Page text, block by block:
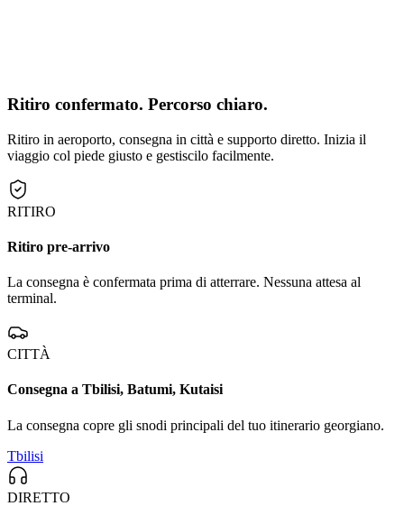
Ritiro confermato. Percorso chiaro.
Ritiro in aeroporto, consegna in città e supporto diretto. Inizia il
viaggio col piede giusto e gestiscilo facilmente.
RITIRO
Ritiro pre-arrivo
La consegna è confermata prima di atterrare. Nessuna attesa al
terminal.
CITTÀ
Consegna a Tbilisi, Batumi, Kutaisi
La consegna copre gli snodi principali del tuo itinerario georgiano.
Tbilisi
DIRETTO